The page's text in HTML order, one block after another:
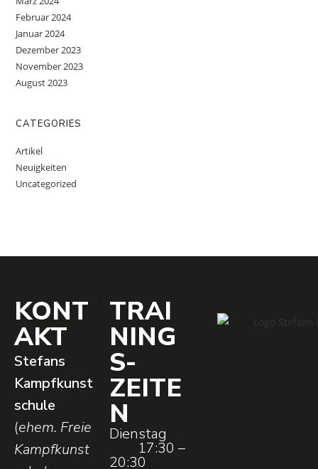
Februar 2024
Januar 2024
Dezember 2023
November 2023
August 2023
CATEGORIES
Artikel
Neuigkeiten
Uncategorized
KONT
AKT
Stefans
Kampfkunst
schule
(ehem. Freie
Kampfkunst
TRAI
NING
S­
ZEITE
N
Dienstag
17:30 –
20:30